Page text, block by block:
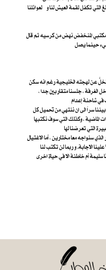
التي تكفل لقمة العيش لنا و لعوائلنا
المنخفض نهض من كرسيه ثم قال
عن لهجته الخليجية رغم انه سكن
الغرفة ، جلسنا متقاربين جدا ،
في شاحنة إعدام
سراً الى ان ننتهي من تحميل كل
الماضية ، وكذلك التي سوف نكتبها
التي تعرضنا لها
سنواجه معا مختارين ، أما الاغتيال
الاجابة. و ربما لن تكتب لنا
سليمة أم خاطئة الا في حياة اخرى